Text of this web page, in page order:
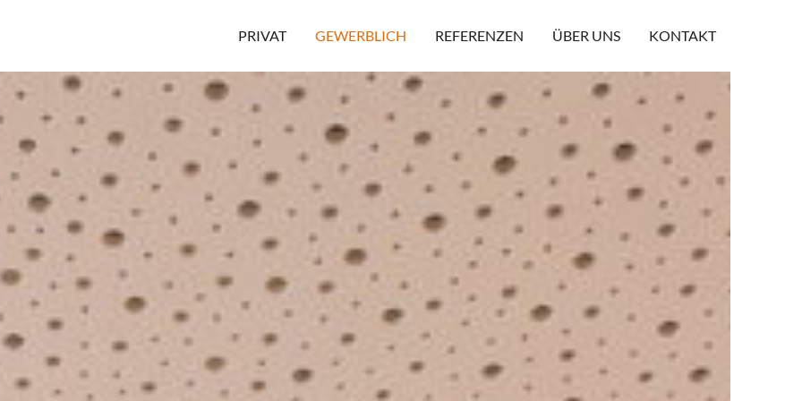
PRIVAT
GEWERBLICH (AKTIV)REFERENZEN ÜBER UNS KONTAKT